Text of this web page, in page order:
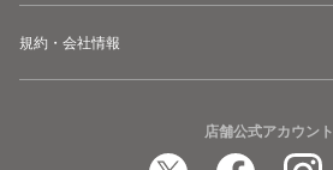
規約・会社情報
店舗公式アカウント